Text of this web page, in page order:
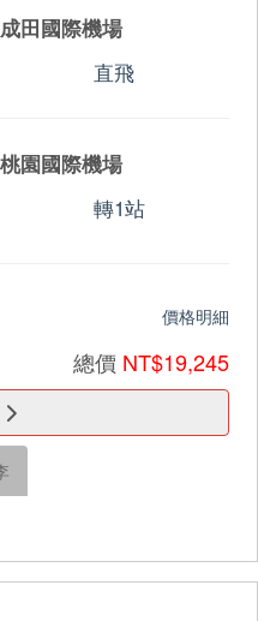
成田國際機場
直飛
桃園國際機場
轉1站
價格明細
總價 NT$19,245